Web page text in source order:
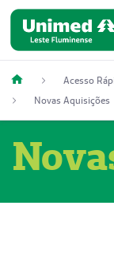
Acesso
Novas Aquisições